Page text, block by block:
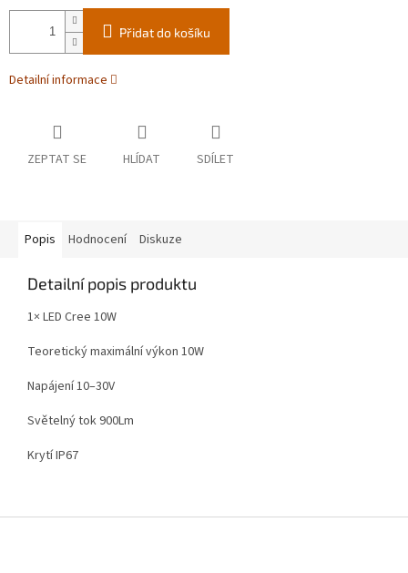
Přidat do košíku
Detailní informace
ZEPTAT SE HLÍDAT SDÍLET
Popis Hodnocení Diskuze
Detailní popis produktu
1× LED Cree 10W
Teoretický maximální výkon 10W
Napájení 10–30V
Světelný tok 900Lm
Krytí IP67